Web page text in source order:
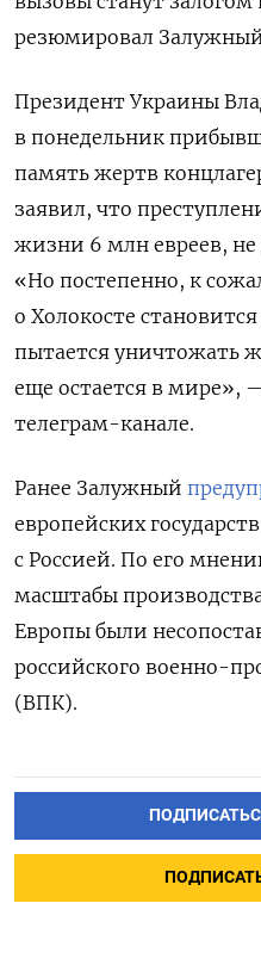
резюмировал
Президент Украины
в понедельник
память жертв
заявил, что
жизни 6 млн евреев,
«Но постепенно, к
о Холокосте
пытается уничтожать
еще остается в мире»,
телеграм-канале.
Ранее Залужный
европейских
с Россией. По его
масштабы
Европы были
российского военно-
(ВПК).